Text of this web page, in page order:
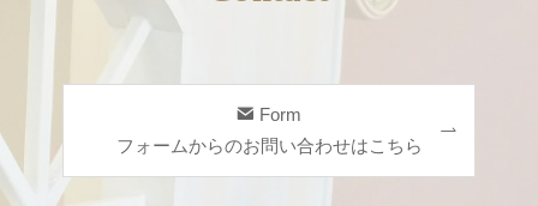
Form
フォームからのお問い合わせはこちら